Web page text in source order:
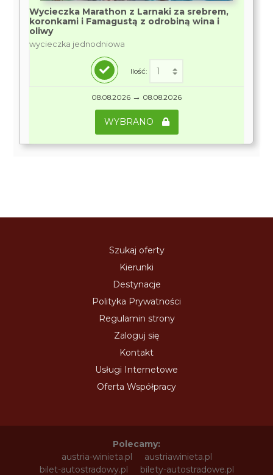
Wycieczka Marathon z Larnaki za srebrem,
koronkami i Famagustą z odrobiną wina i
oliwy
wycieczka jednodniowa
Ilość:
08.08.2026 → 08.08.2026
WYBRANO
Szukaj oferty
Kierunki
Destynacje
Polityka Prywatności
Regulamin strony
Zaloguj się
Kontakt
Usługi Internetowe
Oferta Współpracy
Polecamy:
austria-winieta.pl
austriawinieta.pl
bilet-autostradowy.pl
bilety-autostradowe.pl